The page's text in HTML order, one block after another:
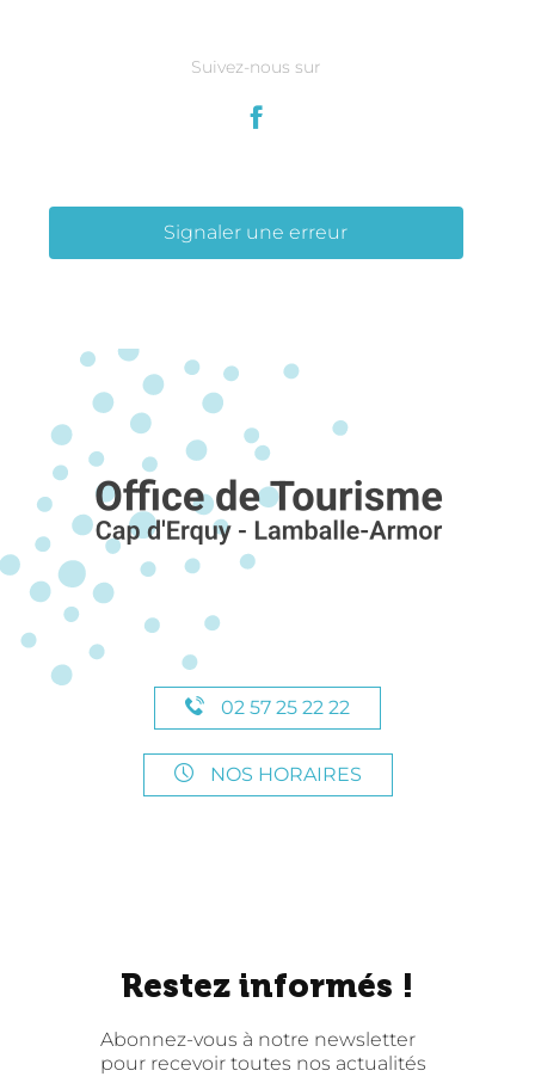
Suivez-nous sur
Signaler une erreur
02 57 25 22 22
NOS HORAIRES
Restez informés !
Abonnez-vous à notre newsletter
pour recevoir toutes nos actualités